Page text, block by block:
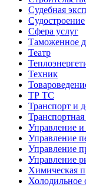
Судебная
Судостроение
Сфера услуг
Таможенное
Театр
Техник
ТР ТС
Транспорт и
Транспортная
Управление
Управление
Управление
Управление
Химическая
Холодильное